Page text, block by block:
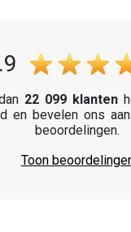
22 099 klanten
en bevelen ons
beoordelingen.
Toon